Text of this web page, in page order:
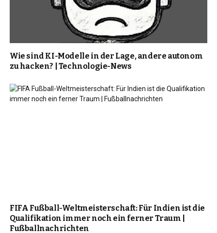
Wie sind KI-Modelle in der Lage, andere autonom
zu hacken? | Technologie-News
FIFA Fußball-Weltmeisterschaft: Für Indien ist die
Qualifikation immer noch ein ferner Traum |
Fußballnachrichten